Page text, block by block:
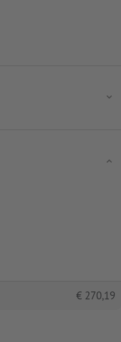
€ 270,19